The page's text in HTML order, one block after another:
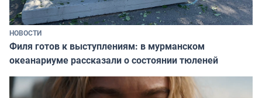
НОВОСТИ
Филя готов к выступлениям: в мурманском
океанариуме рассказали о состоянии тюленей